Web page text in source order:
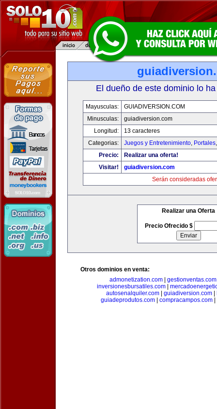
El dueño de este dominio lo
Mayusculas:
GUIADIVERSION.COM
Minusculas:
guiadiversion.com
Longitud:
13 caracteres
Categorias:
Juegos y Entretenimiento, Portales
Precio:
Realizar una oferta!
Visitar!
guiadiversion.com
Serán consideradas
Realizar una Oferta
Precio Ofrecido $
Otros dominios en venta:
admonetization.com| gestionventas.com
inversionesbursatiles.com|
autosenalquiler.com| guiadiversion.com|
guiadeprodutos.com| compracampos.com|